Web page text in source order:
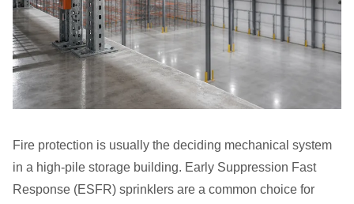
Fire protection is usually the deciding mechanical system
in a high-pile storage building. Early Suppression Fast
Response (ESFR) sprinklers are a common choice for